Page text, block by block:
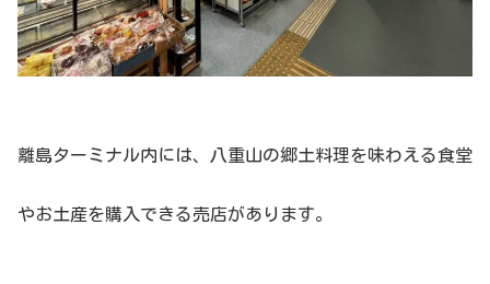
離島ターミナル内には、八重山の郷土料理を味わえる食堂
やお土産を購入できる売店があります。